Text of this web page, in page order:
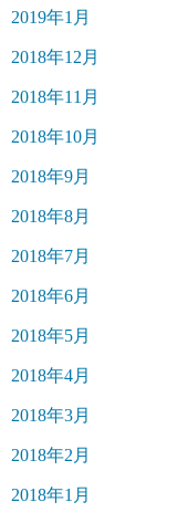
2019年1月
2018年12月
2018年11月
2018年10月
2018年9月
2018年8月
2018年7月
2018年6月
2018年5月
2018年4月
2018年3月
2018年2月
2018年1月